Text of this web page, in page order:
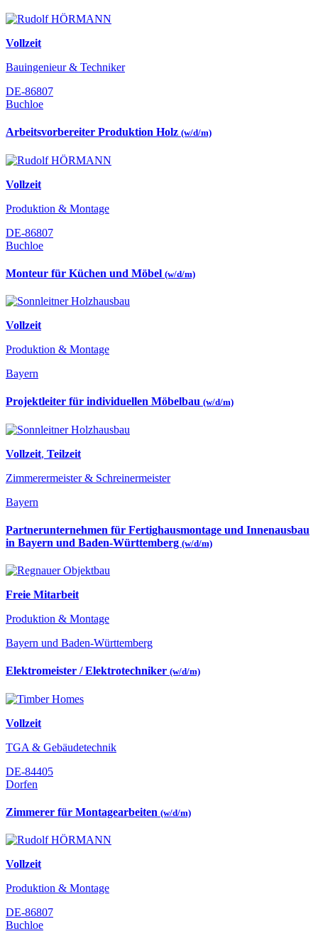
Vollzeit
Bauingenieur & Techniker
DE-86807
Buchloe
Arbeitsvorbereiter Produktion Holz (w/d/m)
Vollzeit
Produktion & Montage
DE-86807
Buchloe
Monteur für Küchen und Möbel (w/d/m)
Vollzeit
Produktion & Montage
Bayern
Projektleiter für individuellen Möbelbau (w/d/m)
Vollzeit, Teilzeit
Zimmerermeister & Schreinermeister
Bayern
Partnerunternehmen für Fertighausmontage und Innenausbau
in Bayern und Baden-Württemberg (w/d/m)
Freie Mitarbeit
Produktion & Montage
Bayern und Baden-Württemberg
Elektromeister / Elektrotechniker (w/d/m)
Vollzeit
TGA & Gebäudetechnik
DE-84405
Dorfen
Zimmerer für Montagearbeiten (w/d/m)
Vollzeit
Produktion & Montage
DE-86807
Buchloe